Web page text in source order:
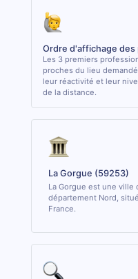
Ordre d'affichage
Les 3 premiers
proches du lieu
leur réactivité et leur
de la distance.
La Gorgue (59253)
La Gorgue est une ville
département Nord,
France.